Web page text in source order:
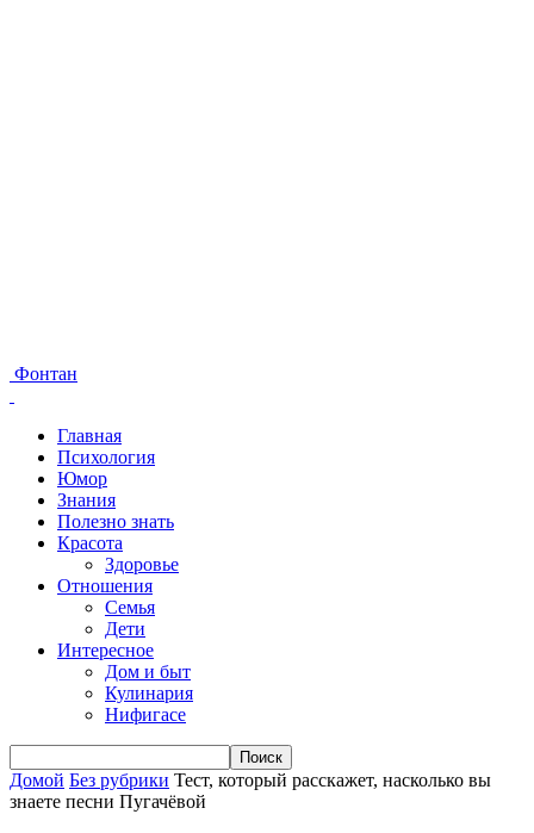
Фонтан
Главная
Психология
Юмор
Знания
Полезно знать
Красота
Здоровье
Отношения
Семья
Дети
Интересное
Дом и быт
Кулинария
Нифигасе
Домой Без рубрики Тест, который расскажет, насколько вы
знаете песни Пугачёвой